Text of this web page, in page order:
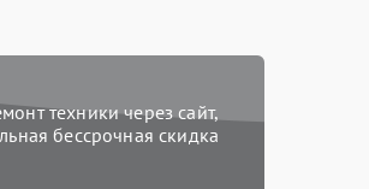
техники через сайт,
бессрочная скидка